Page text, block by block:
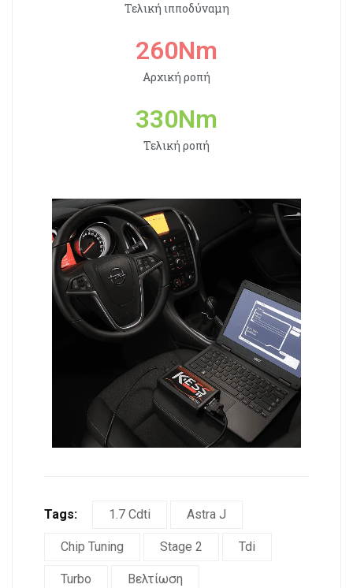
Τελική ιπποδύναμη
Αρχική ροπή
260Nm
Τελική ροπή
330Nm
Tags: 1.7 Cdti Astra J
Chip Tuning Stage 2 Tdi
Turbo Βελτίωση